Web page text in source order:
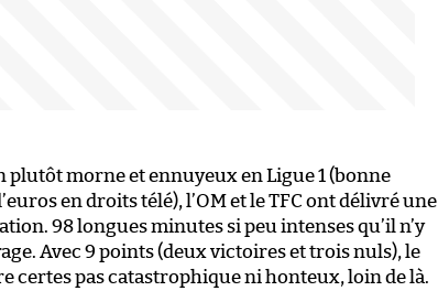
plutôt morne et ennuyeux en Ligue 1 (bonne
en droits télé), l’OM et le TFC ont délivré une
98 longues minutes si peu intenses qu’il n’y
Avec 9 points (deux victoires et trois nuls), le
certes pas catastrophique ni honteux, loin de là.